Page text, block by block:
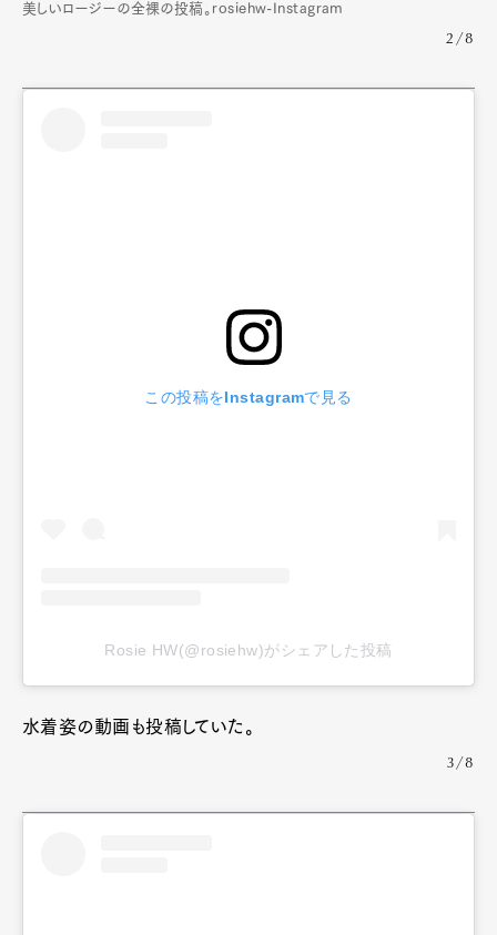
美しいロージーの全裸の投稿。rosiehw-Instagram
2/8
この投稿をInstagramで見る
Rosie HW(@rosiehw)がシェアした投稿
水着姿の動画も投稿していた。
3/8